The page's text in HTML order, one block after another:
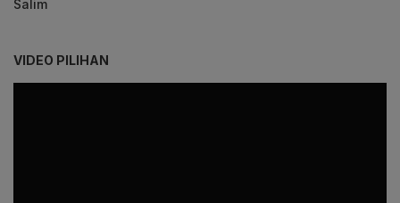
Salim
VIDEO PILIHAN